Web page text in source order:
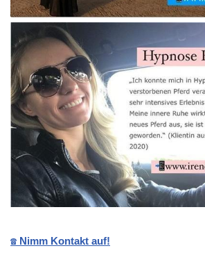
☎️ Nimm Kontakt auf!